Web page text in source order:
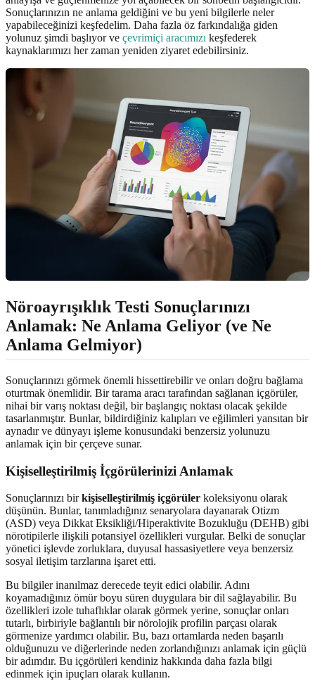
Sonuçlarınızın ne anlama geldiğini ve bu yeni bilgilerle neler
yapabileceğinizi keşfedelim. Daha fazla öz farkındalığa giden
yolunuz şimdi başlıyor ve çevrimiçi aracımızı keşfederek
kaynaklarımızı her zaman yeniden ziyaret edebilirsiniz.
Nöroayrışıklık Testi Sonuçlarınızı
Anlamak: Ne Anlama Geliyor (ve Ne
Anlama Gelmiyor)
Sonuçlarınızı görmek önemli hissettirebilir ve onları doğru bağlama
oturtmak önemlidir. Bir tarama aracı tarafından sağlanan içgörüler,
nihai bir varış noktası değil, bir başlangıç noktası olacak şekilde
tasarlanmıştır. Bunlar, bildirdiğiniz kalıpları ve eğilimleri yansıtan bir
aynadır ve dünyayı işleme konusundaki benzersiz yolunuzu
anlamak için bir çerçeve sunar.
Kişiselleştirilmiş İçgörülerinizi Anlamak
Sonuçlarınızı birkişiselleştirilmiş içgörüler koleksiyonu olarak
düşünün. Bunlar, tanımladığınız senaryolara dayanarak Otizm
(ASD) veya Dikkat Eksikliği/Hiperaktivite Bozukluğu (DEHB) gibi
nörotipilerle ilişkili potansiyel özellikleri vurgular. Belki de sonuçlar
yönetici işlevde zorluklara, duyusal hassasiyetlere veya benzersiz
sosyal iletişim tarzlarına işaret etti.
Bu bilgiler inanılmaz derecede teyit edici olabilir. Adını
koyamadığınız ömür boyu süren duygulara bir dil sağlayabilir. Bu
özellikleri izole tuhaflıklar olarak görmek yerine, sonuçlar onları
tutarlı, birbiriyle bağlantılı bir nörolojik profilin parçası olarak
görmenize yardımcı olabilir. Bu, bazı ortamlarda neden başarılı
olduğunuzu ve diğerlerinde neden zorlandığınızı anlamak için güçlü
bir adımdır. Bu içgörüleri kendiniz hakkında daha fazla bilgi
edinmek için ipuçları olarak kullanın.